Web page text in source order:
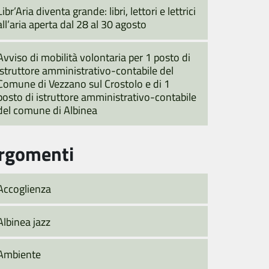
diventa grande: libri, lettori e lettrici
aperta dal 28 al 30 agosto
di mobilità volontaria per 1 posto di
amministrativo-contabile del
di Vezzano sul Crostolo e di 1
di istruttore amministrativo-contabile
comune di Albinea
jazz